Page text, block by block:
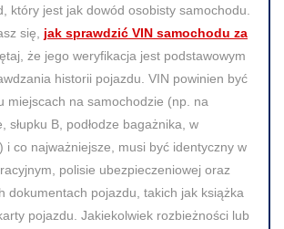
który jest jak dowód osobisty samochodu.
się, jak sprawdzić VIN samochodu za
że jego weryfikacja jest podstawowym
historii pojazdu. VIN powinien być
miejscach na samochodzie (np. na
słupku B, podłodze bagażnika, w
i co najważniejsze, musi być identyczny w
polisie ubezpieczeniowej oraz
dokumentach pojazdu, takich jak książka
pojazdu. Jakiekolwiek rozbieżności lub